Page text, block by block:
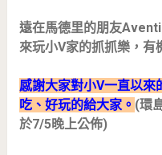
遠在馬德里的朋友
來玩小V家的抓抓樂，有
感謝大家對小V一直以來
吃、好玩的給大家。 (環
於7/5晚上公佈)